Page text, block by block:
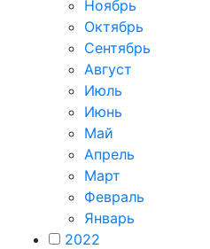
Ноябрь
Октябрь
Сентябрь
Август
Июль
Июнь
Май
Апрель
Март
Февраль
Январь
2022